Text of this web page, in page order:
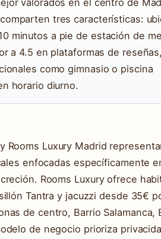
valorados en el centro de
tres características:
minutos a pie de estación de
a 4.5 en plataformas de
como gimnasio o piscina
horario diurno.
Rooms Luxury Madrid
enfocadas específicamente
Rooms Luxury ofrece
Tantra y jacuzzi desde 35€
de centro, Barrio Salamanca,
de negocio prioriza